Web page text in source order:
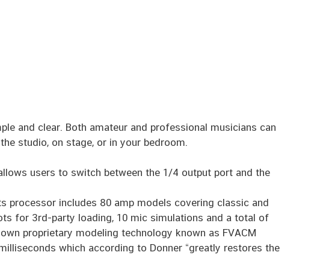
and clear. Both amateur and professional musicians can
studio, on stage, or in your bedroom.
users to switch between the 1/4 output port and the
includes 80 amp models covering classic and
for 3rd-party loading, 10 mic simulations and a total of
proprietary modeling technology known as FVACM
which according to Donner “greatly restores the